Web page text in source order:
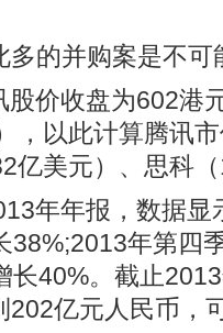
多的并购案是不可
价收盘为602港
，以此计算腾讯
亿美元）、思科
年年报，数据显
38%;2013年第四
长40%。截止
202亿元人民币，